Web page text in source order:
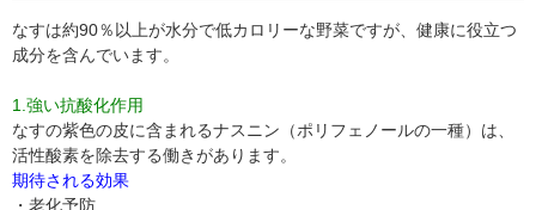
なすは約90％以上が水分で低カロリーな野菜ですが、健康に役立つ
成分を含んでいます。
1 .強い抗酸化作用
なすの紫色の皮に含まれるナスニン（ポリフェノールの一種）は、
活性酸素を除去する働きがあります。
期待される効果
・老化予防